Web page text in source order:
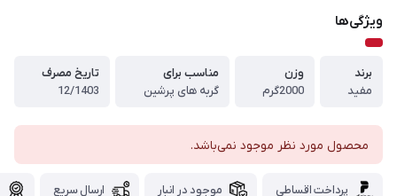
ویژگی‌ها
برند
مفید
وزن
2000گرم
مناسب برای
گربه های پرشین
تاریخ مصرف
12/1403
محصول مورد نظر موجود نمی‌باشد.
پرداخت اقساطی موجود در انبار ارسال سریع